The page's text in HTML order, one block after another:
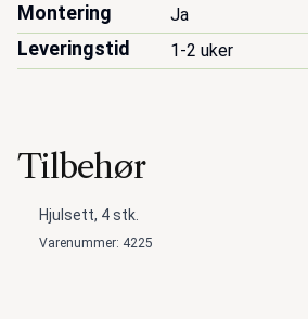
Montering Ja
Leveringstid 1-2 uker
Tilbehør
Hjulsett, 4 stk.
Varenummer: 4225